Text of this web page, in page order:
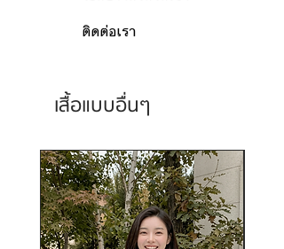
ติดต่อเรา
เสื้อแบบอื่นๆ